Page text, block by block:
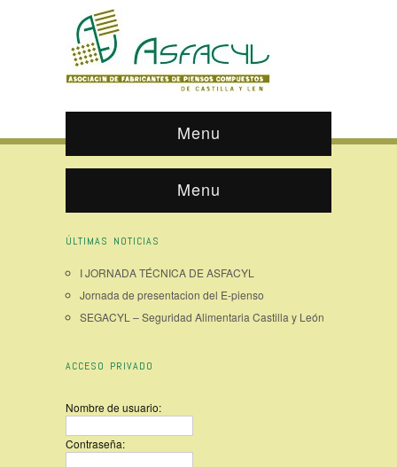
Menu
Menu
ÚLTIMAS NOTICIAS
I JORNADA TÉCNICA DE ASFACYL
Jornada de presentacion del E-pienso
SEGACYL – Seguridad Alimentaria Castilla y León
ACCESO PRIVADO
Nombre de usuario:
Contraseña: